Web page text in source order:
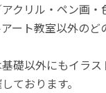
クリル・ペン画
ート教室以外の
礎以外にもイラ
ております。